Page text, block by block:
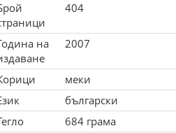
404
на
2007
меки
български
684 грама